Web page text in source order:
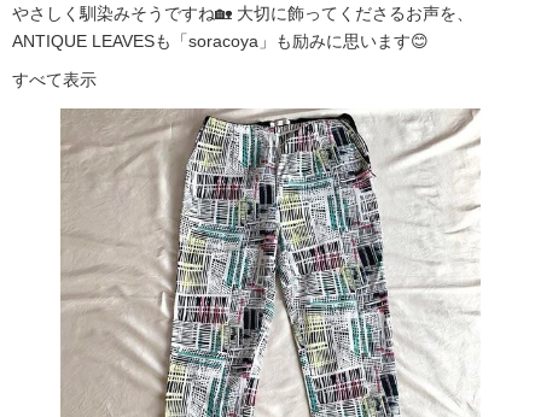
やさしく馴染みそうですね🏡 大切に飾ってくださるお声を、
ANTIQUE LEAVESも「soracoya」も励みに思います😊
すべて表示